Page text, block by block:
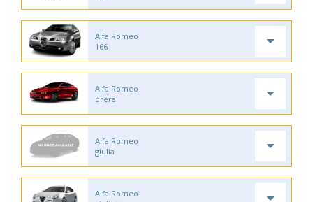
Alfa Romeo
166
Alfa Romeo
brera
Alfa Romeo
giulia
Alfa Romeo